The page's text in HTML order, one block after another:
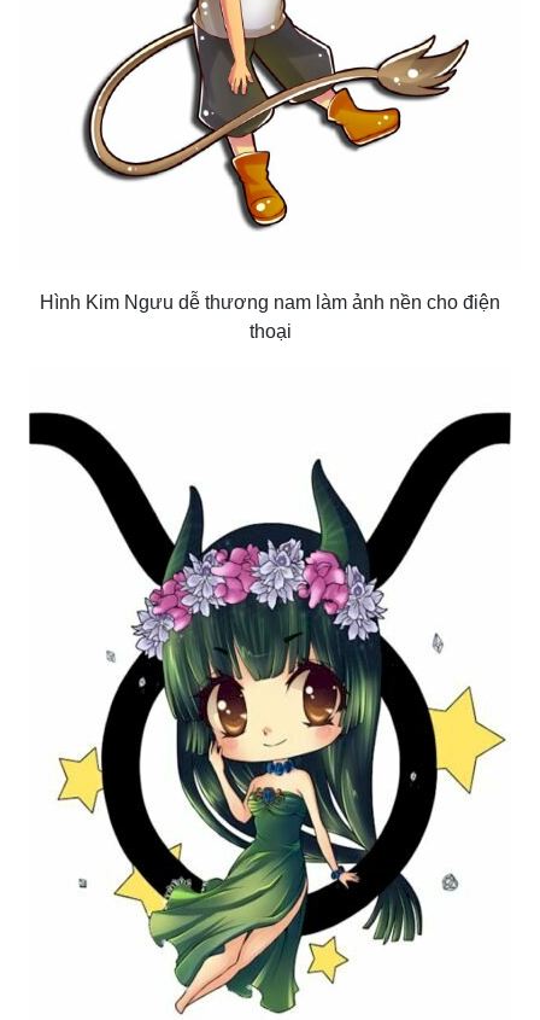
Hình Kim Ngưu dễ thương nam làm ảnh nền cho điện
thoại